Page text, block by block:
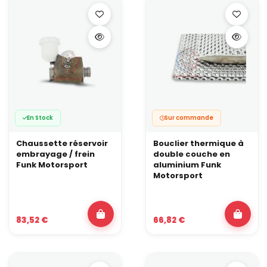
Sur une voiture de piste, de drift ou un gros projet turbo/forgé, la
protection thermique du moteur est simplement un maillon de
plus dans la chaîne de la préparation : elle fait partie intégrante
entretien du moteur
et sécurise tout le travail déjà fait sur le
moteur, la transmission et le freinage.
En Stock
Chaussette réservoir
embrayage / frein
Funk Motorsport
83,52 €
Sur commande
Bouclier thermique à
double couche en
aluminium Funk
Motorsport
66,82 €